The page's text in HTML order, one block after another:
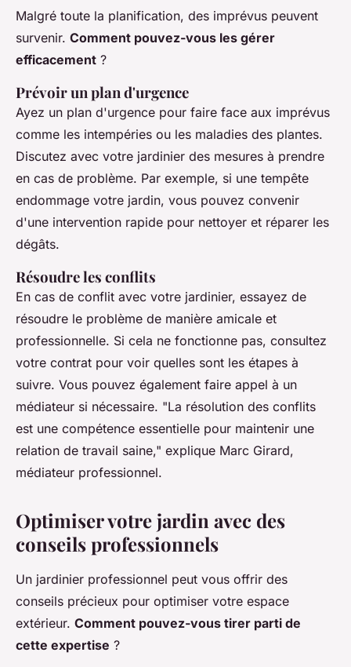
Malgré toute la planification, des imprévus peuvent
survenir. Comment pouvez-vous les gérer
efficacement ?
Prévoir un plan d'urgence
Ayez un plan d'urgence pour faire face aux imprévus
comme les intempéries ou les maladies des plantes.
Discutez avec votre jardinier des mesures à prendre
en cas de problème. Par exemple, si une tempête
endommage votre jardin, vous pouvez convenir
d'une intervention rapide pour nettoyer et réparer les
dégâts.
Résoudre les conflits
En cas de conflit avec votre jardinier, essayez de
résoudre le problème de manière amicale et
professionnelle. Si cela ne fonctionne pas, consultez
votre contrat pour voir quelles sont les étapes à
suivre. Vous pouvez également faire appel à un
médiateur si nécessaire. "La résolution des conflits
est une compétence essentielle pour maintenir une
relation de travail saine," explique Marc Girard,
médiateur professionnel.
Optimiser votre jardin avec des
conseils professionnels
Un jardinier professionnel peut vous offrir des
conseils précieux pour optimiser votre espace
extérieur. Comment pouvez-vous tirer parti de
cette expertise ?